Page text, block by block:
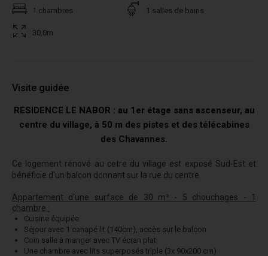
1 chambres 1 salles de bains
30,0m
Visite guidée
RESIDENCE LE NABOR : au 1er étage sans ascenseur, au
centre du village, à 50 m des pistes et des télécabines
des Chavannes.
Ce logement rénové au cetre du village est exposé Sud-Est et
bénéficie d'un balcon donnant sur la rue du centre.
Appartement d'une surface de 30 m² - 5 chouchages - 1
chambre :
Cuisine équipée
Séjour avec 1 canapé lit (140cm), accès sur le balcon
Coin salle à manger avec TV écran plat
Une chambre avec lits superposés triple (3x 90x200 cm)